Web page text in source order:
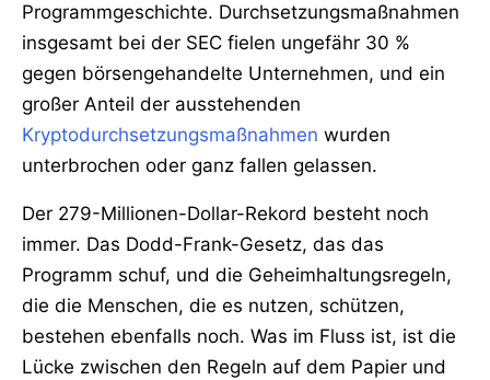
Programmgeschichte. Durchsetzungsmaßnahmen
insgesamt bei der SEC fielen ungefähr 30 %
gegen börsengehandelte Unternehmen, und ein
großer Anteil der ausstehenden
Kryptodurchsetzungsmaßnahmen wurden
unterbrochen oder ganz fallen gelassen.
Der 279-Millionen-Dollar-Rekord besteht noch
immer. Das Dodd-Frank-Gesetz, das das
Programm schuf, und die Geheimhaltungsregeln,
die die Menschen, die es nutzen, schützen,
bestehen ebenfalls noch. Was im Fluss ist, ist die
Lücke zwischen den Regeln auf dem Papier und